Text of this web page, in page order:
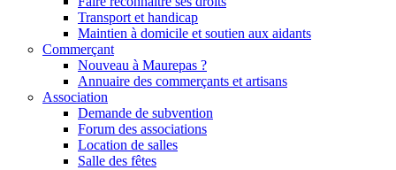
Transport et handicap
Maintien à domicile et soutien aux aidants
Commerçant
Nouveau à Maurepas ?
Annuaire des commerçants et artisans
Association
Demande de subvention
Forum des associations
Location de salles
Salle des fêtes